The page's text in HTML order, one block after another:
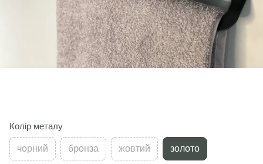
Колір металу
чорний бронза жовтий золото